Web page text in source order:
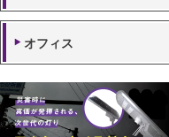
オフィス